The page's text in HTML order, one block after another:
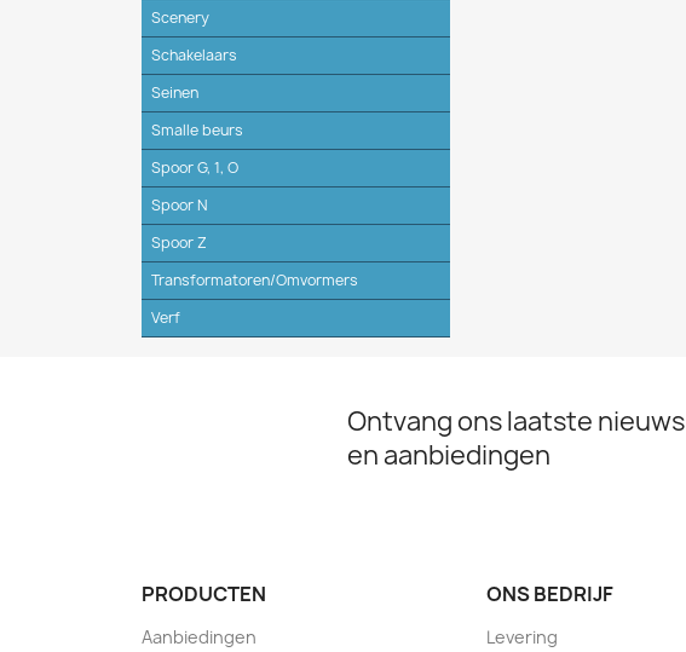
Scenery
Schakelaars
Seinen
Smalle beurs
Spoor G, 1, O
Spoor N
Spoor Z
Transformatoren/Omvormers
Verf
Ontvang ons laatste nieuws
en aanbiedingen
PRODUCTEN
Aanbiedingen
ONS BEDRIJF
Levering